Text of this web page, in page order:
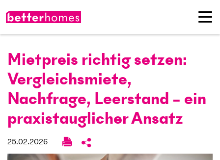
Mietpreis richtig setzen:
Vergleichs­miete,
Nachfrage, Leerstand – ein
praxis­tauglicher Ansatz
25.02.2026